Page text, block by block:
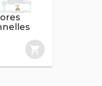
shopping_cart